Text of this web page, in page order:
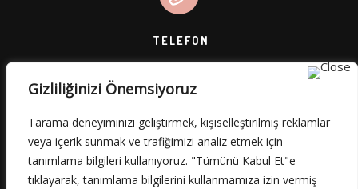
Gizliliğinizi Önemsiyoruz
Tarama deneyiminizi geliştirmek, kişiselleştirilmiş reklamlar
veya içerik sunmak ve trafiğimizi analiz etmek için
tanımlama bilgileri kullanıyoruz. "Tümünü Kabul Et"e
tıklayarak, tanımlama bilgilerini kullanmamıza izin vermiş
TELEFON
0 (545) 812 45 49